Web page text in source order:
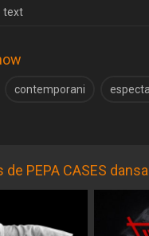
text
contemporani
PEPA CASES